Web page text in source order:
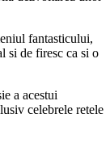
fantasticului,
si de firesc ca si o
a acestui
celebrele retele